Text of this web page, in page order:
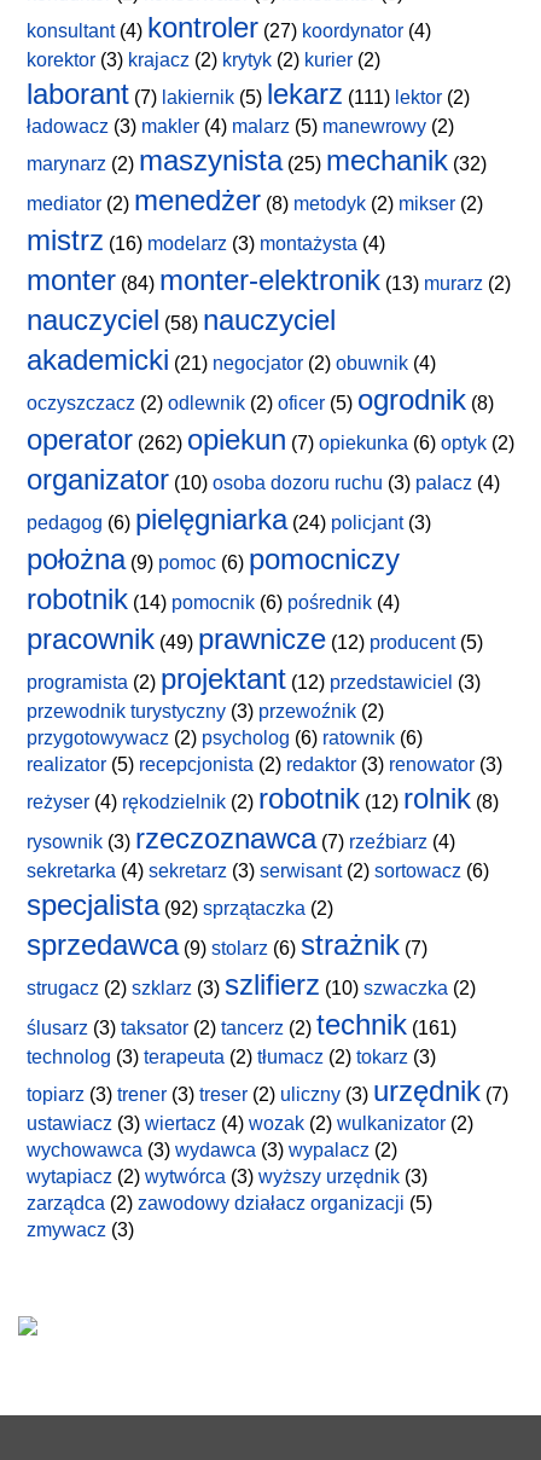
konsultant(4) kontroler (27) koordynator (4)
korektor (3) krajacz (2) krytyk (2) kurier (2)
laborant (7) lakiernik (5) lekarz (111) lektor (2)
ładowacz (3) makler (4) malarz (5) manewrowy (2)
marynarz (2) maszynista(25) mechanik (32)
mediator (2) menedżer (8) metodyk (2) mikser (2)
mistrz (16) modelarz (3) montażysta (4)
monter (84) monter-elektronik (13) murarz (2)
nauczyciel (58) nauczyciel
akademicki (21) negocjator (2) obuwnik (4)
oczyszczacz (2) odlewnik (2) oficer (5) ogrodnik (8)
operator (262) opiekun (7) opiekunka (6) optyk (2)
organizator (10) osoba dozoru ruchu (3) palacz (4)
pedagog (6) pielęgniarka(24) policjant(3)
położna(9) pomoc (6) pomocniczy
robotnik (14) pomocnik (6) pośrednik (4)
pracownik (49) prawnicze (12) producent(5)
programista (2) projektant (12) przedstawiciel (3)
przewodnik turystyczny (3) przewoźnik (2)
przygotowywacz (2) psycholog (6) ratownik (6)
realizator (5) recepcjonista (2) redaktor (3) renowator (3)
reżyser (4) rękodzielnik (2) robotnik (12) rolnik (8)
rysownik (3) rzeczoznawca(7) rzeźbiarz (4)
sekretarka (4) sekretarz (3) serwisant(2) sortowacz (6)
specjalista(92) sprzątaczka (2)
sprzedawca(9) stolarz (6) strażnik (7)
strugacz (2) szklarz (3) szlifierz (10) szwaczka (2)
ślusarz (3) taksator (2) tancerz (2) technik (161)
technolog (3) terapeuta (2) tłumacz (2) tokarz (3)
topiarz (3) trener (3) treser (2) uliczny (3) urzędnik (7)
ustawiacz (3) wiertacz (4) wozak (2) wulkanizator (2)
wychowawca (3) wydawca (3) wypalacz (2)
wytapiacz (2) wytwórca (3) wyższy urzędnik (3)
zarządca (2) zawodowy działacz organizacji (5)
zmywacz (3)